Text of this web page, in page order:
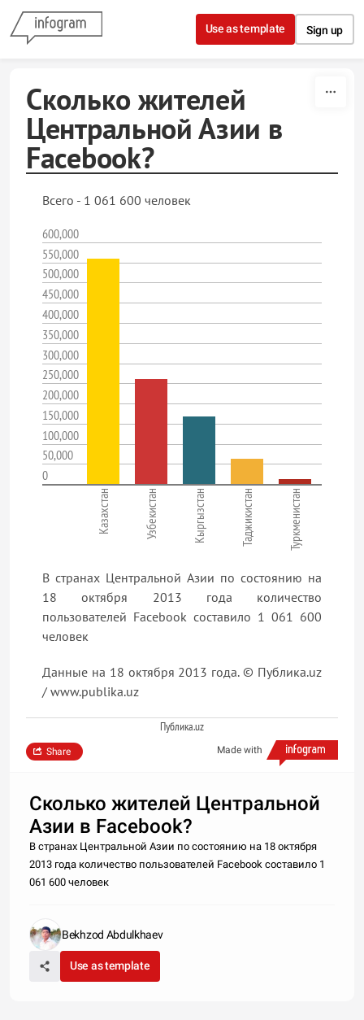
Skip to content
Use as template Sign up
Сколько жителей
Центральной Азии в
Facebook?
Всего - 1 061 600 человек
600,000
550,000
500,000
450,000
400,000
350,000
300,000
250,000
200,000
150,000
100,000
50,000
0
Казахстан Узбекистан Кыргызстан Таджикистан Туркменистан
В странах Центральной Азии по состоянию на
18 октября 2013 года количество
пользователей Facebook составило 1 061 600
человек
Данные на 18 октября 2013 года. © Публика.uz
/ www.publika.uz
Публика.uz
Made with
Share
Сколько жителей Центральной
Азии в Facebook?
В странах Центральной Азии по состоянию на 18 октября
2013 года количество пользователей Facebook составило 1
061 600 человек
Bekhzod Abdulkhaev
Use as template